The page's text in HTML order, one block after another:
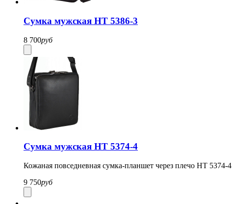
Сумка мужская HT 5386-3
8 700руб
Сумка мужская HT 5374-4
Кожаная повседневная сумка-планшет через плечо HT
9 750руб